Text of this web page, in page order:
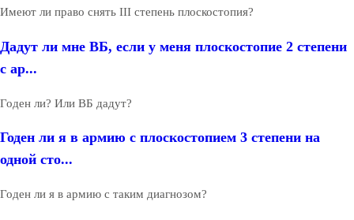
Имеют ли право снять III степень плоскостопия?
Дадут ли мне ВБ, если у меня плоскостопие 2 степени
с ар...
Годен ли? Или ВБ дадут?
Годен ли я в армию с плоскостопием 3 степени на
одной сто...
Годен ли я в армию с таким диагнозом?